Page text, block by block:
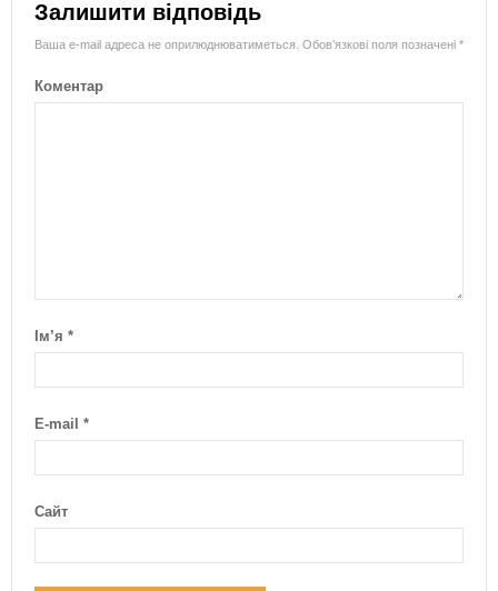
Залишити відповідь
Ваша e-mail адреса не оприлюднюватиметься. Обов’язкові поля позначені *
Коментар
Ім’я *
E-mail *
Сайт